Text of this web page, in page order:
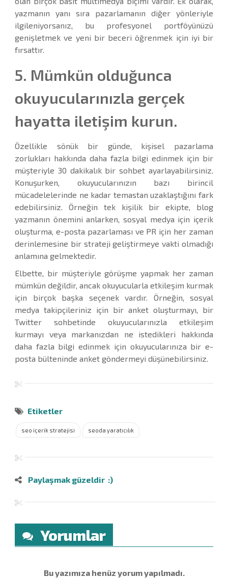
yazmanın yanı sıra pazarlamanın diğer yönleriyle
ilgileniyorsanız, bu profesyonel portföyünüzü
genişletmek ve yeni bir beceri öğrenmek için iyi bir
fırsattır.
5. Mümkün olduğunca
okuyucularınızla gerçek
hayatta iletişim kurun.
Özellikle sönük bir günde, kişisel pazarlama
zorlukları hakkında daha fazla bilgi edinmek için bir
müşteriyle 30 dakikalık bir sohbet ayarlayabilirsiniz.
Konuşurken, okuyucularınızın bazı birincil
mücadelelerinde ne kadar temastan uzaklaştığını fark
edebilirsiniz. Örneğin tek kişilik bir ekipte, blog
yazmanın önemini anlarken, sosyal medya için içerik
oluşturma, e-posta pazarlaması ve PR için her zaman
derinlemesine bir strateji geliştirmeye vakti olmadığı
anlamına gelmektedir.
Elbette, bir müşteriyle görüşme yapmak her zaman
mümkün değildir, ancak okuyucularla etkileşim kurmak
için birçok başka seçenek vardır. Örneğin, sosyal
medya takipçileriniz için bir anket oluşturmayı, bir
Twitter sohbetinde okuyucularınızla etkileşim
kurmayı veya markanızdan ne istedikleri hakkında
daha fazla bilgi edinmek için okuyucularınıza bir e-
posta bülteninde anket göndermeyi düşünebilirsiniz.
Etiketler
seo içerik stratejisi seoda yaratıcılık
Paylaşmak güzeldir :)
Yorumlar
Bu yazımıza henüz yorum yapılmadı.